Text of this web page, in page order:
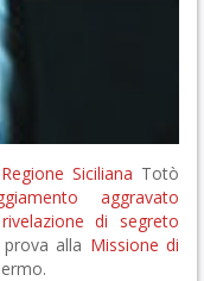
Regione Siciliana Totò
aggravato
di segreto
alla Missione di